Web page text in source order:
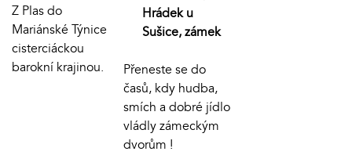
Z Plas do
Mariánské Týnice
cisterciáckou
barokní krajinou.
Hrádek u
Sušice, zámek
Přeneste se do
časů, kdy hudba,
smích a dobré jídlo
vládly zámeckým
dvorům !